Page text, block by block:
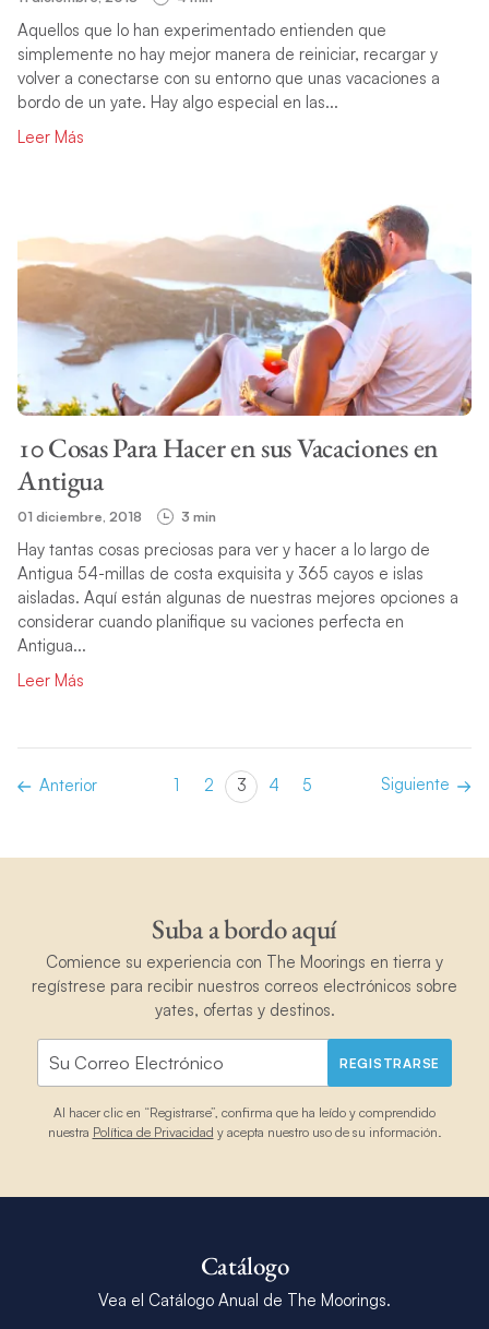
Aquellos que lo han experimentado entienden que
simplemente no hay mejor manera de reiniciar, recargar y
volver a conectarse con su entorno que unas vacaciones a
bordo de un yate. Hay algo especial en las...
Leer Más
10 Cosas Para Hacer en sus Vacaciones en
Antigua
01 diciembre, 2018 3 min
Hay tantas cosas preciosas para ver y hacer a lo largo de
Antigua 54-millas de costa exquisita y 365 cayos e islas
aisladas. Aquí están algunas de nuestras mejores opciones a
considerar cuando planifique su vaciones perfecta en
Antigua...
Leer Más
Anterior 1 2 3 4 5 Siguiente
Suba a bordo aquí
Comience su experiencia con The Moorings en tierra y
regístrese para recibir nuestros correos electrónicos sobre
yates, ofertas y destinos.
REGISTRARSE
Al hacer clic en “Registrarse”, confirma que ha leído y comprendido
nuestra Política de Privacidad y acepta nuestro uso de su información.
Catálogo
Vea el Catálogo Anual de The Moorings.